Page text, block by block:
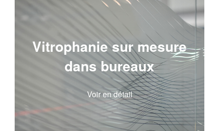
Vitrophanie sur mesure
dans bureaux
Voir en détail